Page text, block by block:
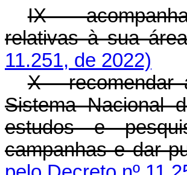
IX -
relativas à sua
11.251, de 2022)
X - recomendar
Sistema Nacional
estudos e
campanhas e dar